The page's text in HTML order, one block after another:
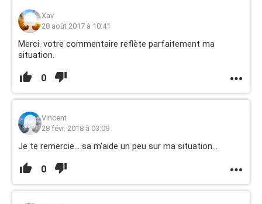
Xav
28 août 2017 à 10:41
Merci. votre commentaire reflète parfaitement ma
situation.
0
Vincent
28 févr. 2018 à 03:09
Je te remercie... sa m'aide un peu sur ma situation...
0